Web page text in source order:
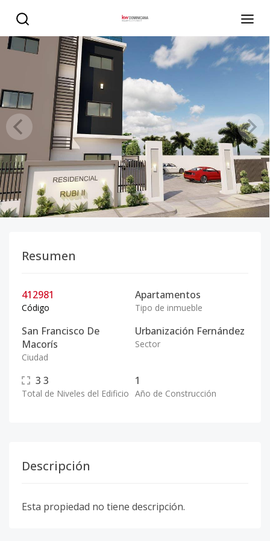
Resumen
412981
Código
Apartamentos
Tipo de inmueble
San Francisco De
Macorís
Ciudad
Urbanización Fernández
Sector
3 3
Total de Niveles del Edificio
1
Año de Construcción
Descripción
Esta propiedad no tiene descripción.